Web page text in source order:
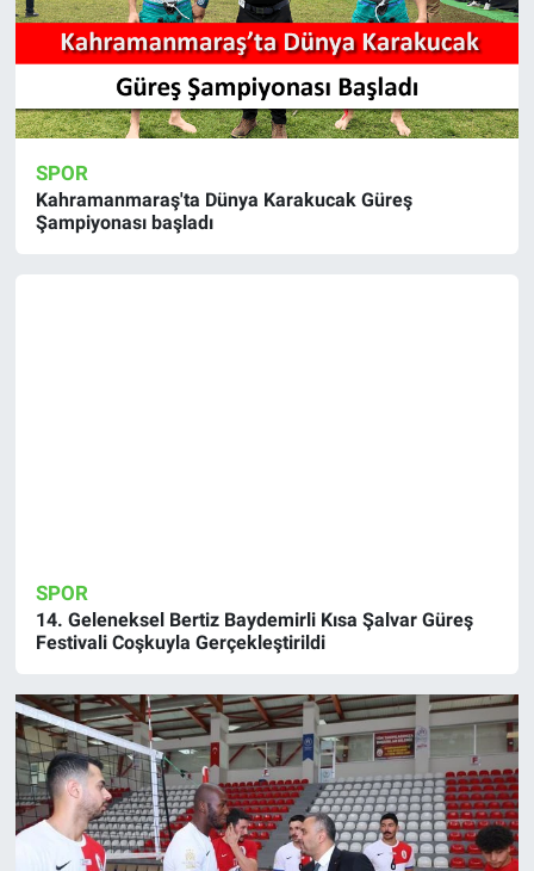
SPOR
Kahramanmaraş'ta Dünya Karakucak Güreş
Şampiyonası başladı
SPOR
14. Geleneksel Bertiz Baydemirli Kısa Şalvar Güreş
Festivali Coşkuyla Gerçekleştirildi